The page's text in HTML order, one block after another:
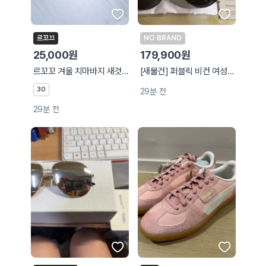
르꼬끄
25,000원
르꼬꼬 겨울 치마바지 새것 같아요
30
29분 전
NO BRAND
179,900원
[새물건] 퍼블릭 비컨 여성 선글라스 02
29분 전